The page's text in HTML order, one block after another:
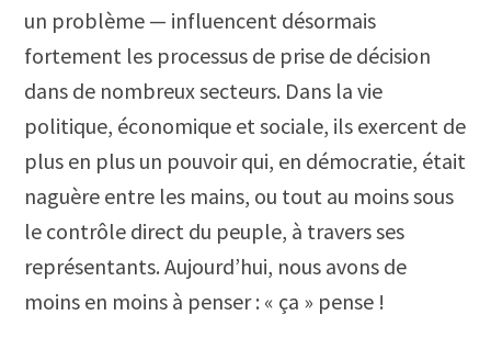
un problème — influencent désormais
fortement les processus de prise de décision
dans de nombreux secteurs. Dans la vie
politique, économique et sociale, ils exercent de
plus en plus un pouvoir qui, en démocratie, était
naguère entre les mains, ou tout au moins sous
le contrôle direct du peuple, à travers ses
représentants. Aujourd’hui, nous avons de
moins en moins à penser : « ça » pense !